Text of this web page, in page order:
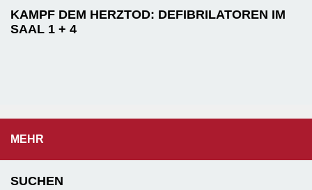
KAMPF DEM HERZTOD: DEFIBRILATOREN IM
SAAL 1 + 4
MEHR
SUCHEN